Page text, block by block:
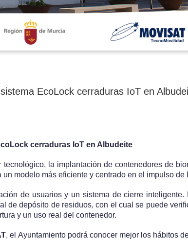
EcoLock cerraduras IoT en
cerraduras IoT en Albudeite
tecnológico, la implantación de contenedores de
modelo más eficiente y centrado en el impulso de
de usuarios y un sistema de cierre inteligente.
de depósito de residuos, con el cual se puede
y un uso real del contenedor.
, el Ayuntamiento podrá conocer mejor los hábitos